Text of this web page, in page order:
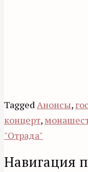
TaggedАнонсы,
концерт,
"Отрада"
Навигация